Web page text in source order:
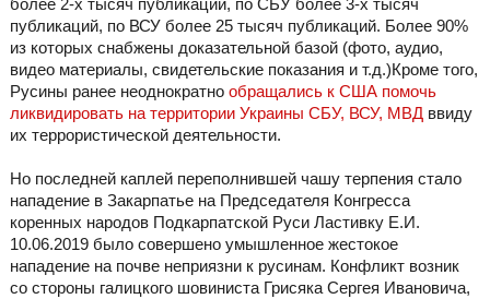
более 2-х тысяч публикаций, по СБУ более 3-х тысяч
публикаций, по ВСУ более 25 тысяч публикаций. Более 90%
из которых снабжены доказательной базой (фото, аудио,
видео материалы, свидетельские показания и т.д.)Кроме того,
Русины ранее неоднократно обращались к США помочь
ликвидировать на территории Украины СБУ, ВСУ, МВДввиду
их террористической деятельности.
Но последней каплей переполнившей чашу терпения стало
нападение в Закарпатье на Председателя Конгресса
коренных народов Подкарпатской Руси Ластивку Е.И.
10.06.2019 было совершено умышленное жестокое
нападение на почве неприязни к русинам. Конфликт возник
со стороны галицкого шовиниста Грисяка Сергея Ивановича,